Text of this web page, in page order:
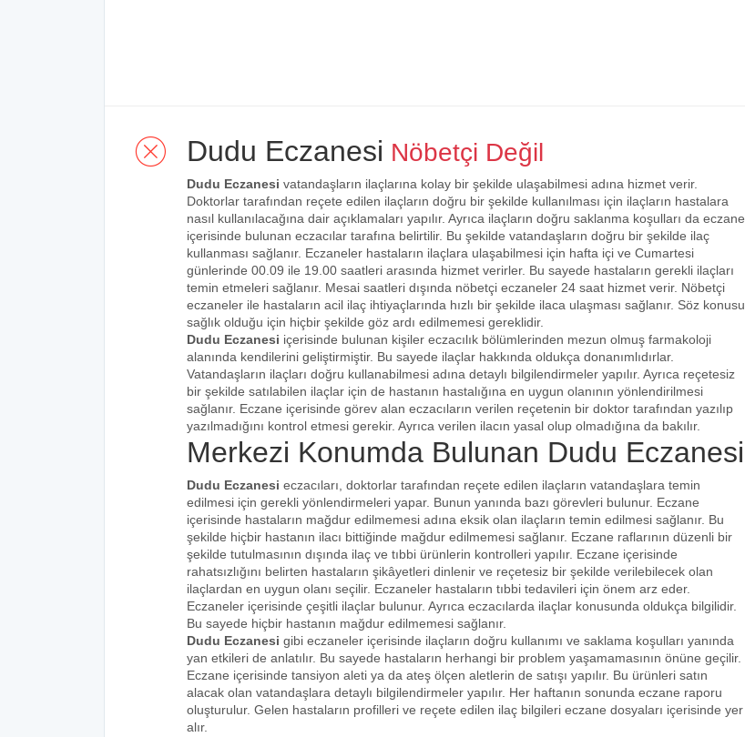
Dudu Eczanesi Nöbetçi Değil
Dudu Eczanesi vatandaşların ilaçlarına kolay bir şekilde ulaşabilmesi adına hizmet verir.
Doktorlar tarafından reçete edilen ilaçların doğru bir şekilde kullanılması için ilaçların hastalara
nasıl kullanılacağına dair açıklamaları yapılır. Ayrıca ilaçların doğru saklanma koşulları da eczane
içerisinde bulunan eczacılar tarafına belirtilir. Bu şekilde vatandaşların doğru bir şekilde ilaç
kullanması sağlanır. Eczaneler hastaların ilaçlara ulaşabilmesi için hafta içi ve Cumartesi
günlerinde 00.09 ile 19.00 saatleri arasında hizmet verirler. Bu sayede hastaların gerekli ilaçları
temin etmeleri sağlanır. Mesai saatleri dışında nöbetçi eczaneler 24 saat hizmet verir. Nöbetçi
eczaneler ile hastaların acil ilaç ihtiyaçlarında hızlı bir şekilde ilaca ulaşması sağlanır. Söz konusu
sağlık olduğu için hiçbir şekilde göz ardı edilmemesi gereklidir.
Dudu Eczanesi içerisinde bulunan kişiler eczacılık bölümlerinden mezun olmuş farmakoloji
alanında kendilerini geliştirmiştir. Bu sayede ilaçlar hakkında oldukça donanımlıdırlar.
Vatandaşların ilaçları doğru kullanabilmesi adına detaylı bilgilendirmeler yapılır. Ayrıca reçetesiz
bir şekilde satılabilen ilaçlar için de hastanın hastalığına en uygun olanının yönlendirilmesi
sağlanır. Eczane içerisinde görev alan eczacıların verilen reçetenin bir doktor tarafından yazılıp
yazılmadığını kontrol etmesi gerekir. Ayrıca verilen ilacın yasal olup olmadığına da bakılır.
Merkezi Konumda Bulunan Dudu Eczanesi
Dudu Eczanesi eczacıları, doktorlar tarafından reçete edilen ilaçların vatandaşlara temin
edilmesi için gerekli yönlendirmeleri yapar. Bunun yanında bazı görevleri bulunur. Eczane
içerisinde hastaların mağdur edilmemesi adına eksik olan ilaçların temin edilmesi sağlanır. Bu
şekilde hiçbir hastanın ilacı bittiğinde mağdur edilmemesi sağlanır. Eczane raflarının düzenli bir
şekilde tutulmasının dışında ilaç ve tıbbi ürünlerin kontrolleri yapılır. Eczane içerisinde
rahatsızlığını belirten hastaların şikâyetleri dinlenir ve reçetesiz bir şekilde verilebilecek olan
ilaçlardan en uygun olanı seçilir. Eczaneler hastaların tıbbi tedavileri için önem arz eder.
Eczaneler içerisinde çeşitli ilaçlar bulunur. Ayrıca eczacılarda ilaçlar konusunda oldukça bilgilidir.
Bu sayede hiçbir hastanın mağdur edilmemesi sağlanır.
Dudu Eczanesi gibi eczaneler içerisinde ilaçların doğru kullanımı ve saklama koşulları yanında
yan etkileri de anlatılır. Bu sayede hastaların herhangi bir problem yaşamamasının önüne geçilir.
Eczane içerisinde tansiyon aleti ya da ateş ölçen aletlerin de satışı yapılır. Bu ürünleri satın
alacak olan vatandaşlara detaylı bilgilendirmeler yapılır. Her haftanın sonunda eczane raporu
oluşturulur. Gelen hastaların profilleri ve reçete edilen ilaç bilgileri eczane dosyaları içerisinde yer
alır.